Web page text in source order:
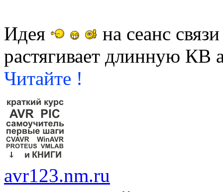
Идея
на сеанс
растягивает длинную КВ
Читайте !
avr123.nm.ru